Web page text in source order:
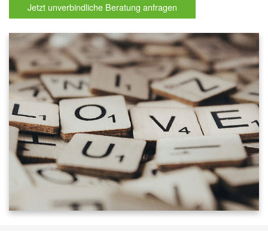
Jetzt unverbindliche Beratung anfragen